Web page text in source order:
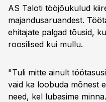
AS Taloti tööjõukulud
majandusaruandest.
ehitajate palgad tõusid,
roosilised kui mullu.
"Tuli mitte ainult
vaid ka loobuda mõnest
need, kel lubasime